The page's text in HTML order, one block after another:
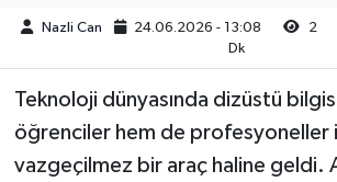
Nazli Can 24.06.2026 - 13:08 2
Dk
Teknoloji dünyasında dizüstü
öğrenciler hem de profesyoneller
vazgeçilmez bir araç haline geldi.